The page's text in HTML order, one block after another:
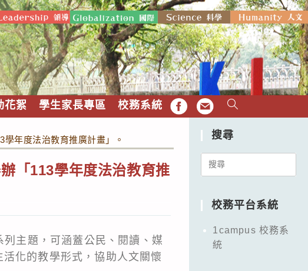
花絮 學生家長專區 校務系統 FB EMAIL
年度法治教育推廣計畫」。
「113學年度法治教育推
主題，可涵蓋公民、閱讀、媒
化的教學形式，協助人文關懷
搜尋
Search
校務平台系統
1campus 校務系
統